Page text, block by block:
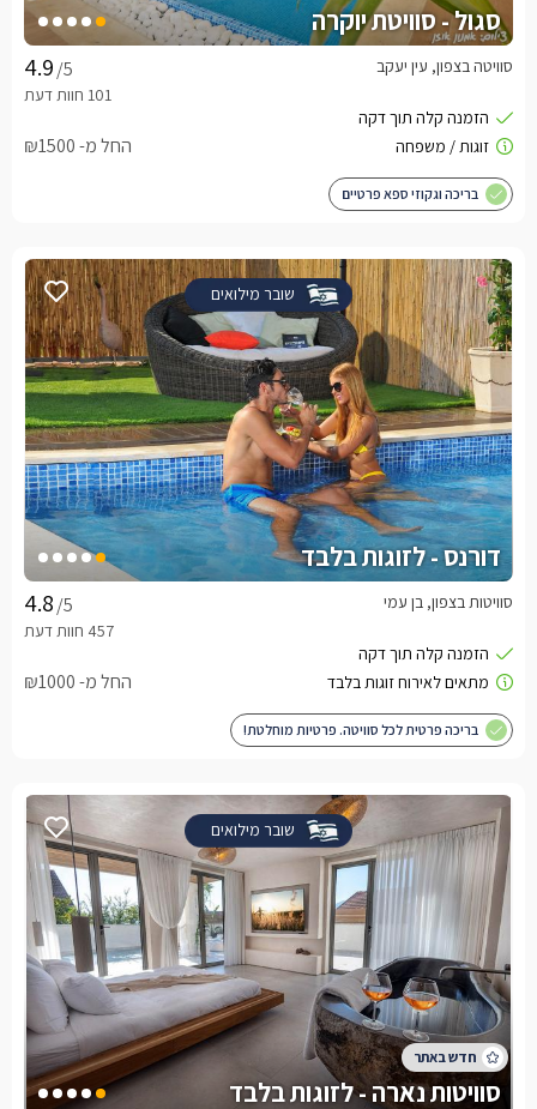
סגול - סוויטת יוקרה
/5 סוויטה בצפון, עין יעקב
החל מ- ₪1500
בריכה וגקוזי ספא פרטיים
שובר מילואים
דורנס - לזוגות בלבד
/5 סוויטות בצפון, בן עמי
החל מ- ₪1000
בריכה פרטית לכל סוויטה. פרטיות מוחלטת!
שובר מילואים
סוויטות נארה - לזוגות בלבד